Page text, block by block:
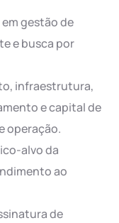
gestão de
e busca por
infraestrutura,
e capital de
operação.
alvo da
ao
de